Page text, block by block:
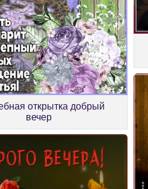
открытка добрый
вечер